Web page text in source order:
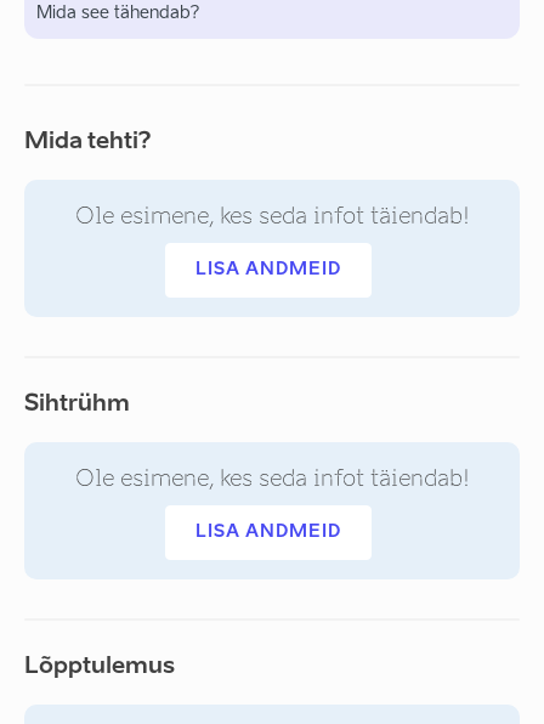
Mida see tähendab?
Mida tehti?
Ole esimene, kes seda infot täiendab!
LISA ANDMEID
Sihtrühm
Ole esimene, kes seda infot täiendab!
LISA ANDMEID
Lõpptulemus